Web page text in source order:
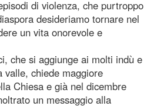
di violenza, che purtroppo
desideriamo tornare nel
un vita onorevole e
che si aggiunge ai molti indù e
valle, chiede maggiore
Chiesa e già nel dicembre
un messaggio alla